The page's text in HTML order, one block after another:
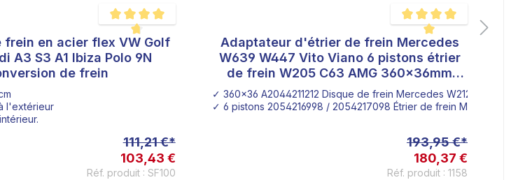
Note moyenne de 4.8 sur 5 étoiles
frein en acier flex VW Golf
A3 S3 A1 Ibiza Polo 9N
de frein
l'extérieur
111,21 €*
103,43 €
Réf. produit : SF100
Note moyenne de 5 sur 5
Adaptateur d'étrier de frein Mercedes
W639 W447 Vito Viano 6 pistons étrier
de frein W205 C63 AMG 360x36mm
disque de frein Mercedes W212 Classe E
✓ 360x36 A2044211212 Disque de frein Mercedes W212
✓ 6 pistons 2054216998 / 2054217098 Étrier de frein Mercedes
193,95 €*
180,37 €
Réf. produit : 1158